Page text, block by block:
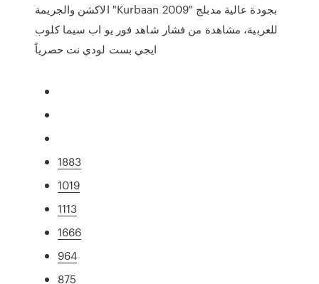
الاكشن والجريمة "Kurbaan 2009" بجودة عالية مدبلج
للعربية، مشاهدة من فشار شاهد فور يو اب سيما كلوب
ايجي بست لودي نت حصرياً
1883
1019
1113
1666
964
875